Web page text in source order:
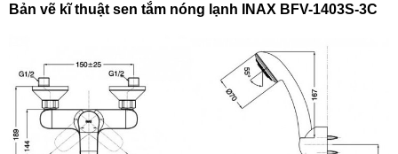
Bản vẽ kĩ thuật sen tắm nóng lạnh INAX BFV-1403S-3C